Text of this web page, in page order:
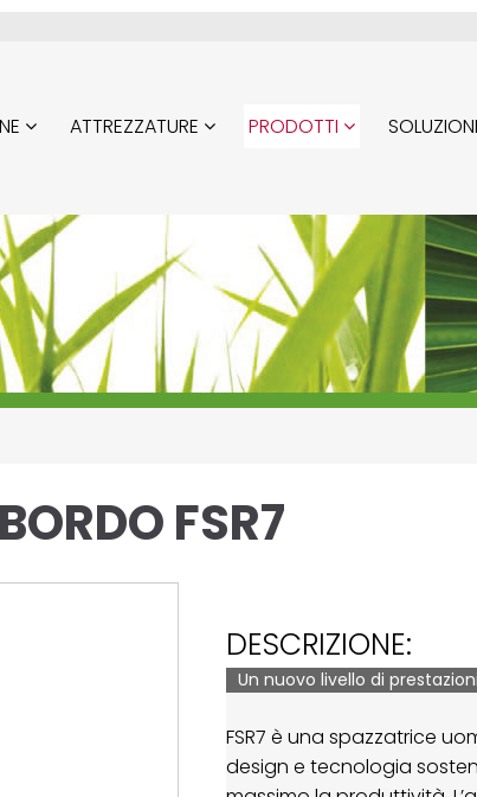
ATTREZZATURE PRODOTTI SOLUZIONI
FSR7
DESCRIZIONE:
Un nuovo livello di prestazioni
FSR7 è una spazzatrice
design e tecnologia